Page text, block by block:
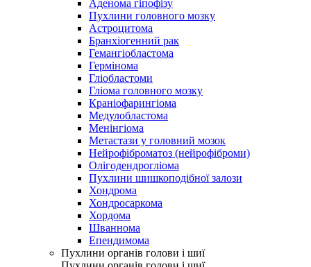
Аденома гіпофізу
Пухлини головного мозку
Астроцитома
Бранхіогенний рак
Гемангіобластома
Гермінома
Гліобластоми
Гліома головного мозку
Краніофарингіома
Медулобластома
Менінгіома
Метастази у головний мозок
Нейрофіброматоз (нейрофіброми)
Олігодендрогліома
Пухлини шишкоподібної залози
Хондрома
Хондросаркома
Хордома
Шваннома
Епендимома
Пухлини органів голови і шиї